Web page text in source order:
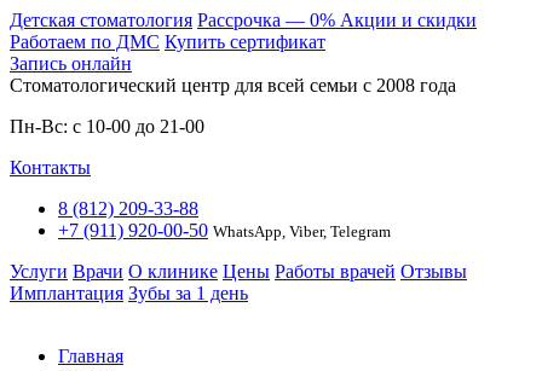
Детская стоматология Расcрочка — 0% Акции и скидки
Работаем по ДМС Купить сертификат
Запись онлайн
Стоматологический центр для всей семьи c 2008 года
Пн-Вс: с 10-00 до 21-00
Контакты
8 (812) 209-33-88
+7 (911) 920-00-50 WhatsApp, Viber, Telegram
Услуги Врачи О клинике Цены Работы врачей Отзывы
Имплантация Зубы за 1 день
Главная